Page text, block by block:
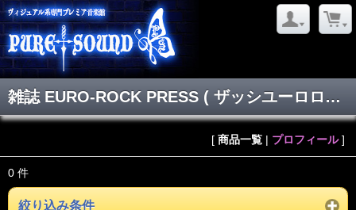
雑誌 EURO-ROCK PRESS ( ザッシユーロロックプレス )
[ 商品一覧 | プロフィール]
0 件
絞り込み条件